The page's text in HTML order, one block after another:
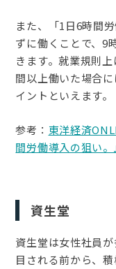
また、「1日6時間
ずに働くことで、9
きます。就業規則
間以上働いた場合
イントといえます。
参考： 東洋経済
間労働導入の狙い。
資生堂
資生堂は女性社員
目される前から、